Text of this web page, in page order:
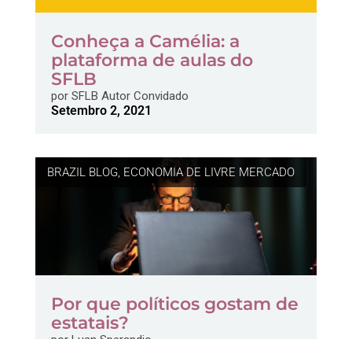
Conheça a Camélia: a
plataforma de aulas do
SFLB
porSFLB Autor Convidado
Setembro 2, 2021
BRAZIL BLOG, ECONOMIA DE LIVRE MERCADO
Por que políticos gostam de
estatais?